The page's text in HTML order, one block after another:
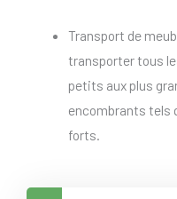
Transport de
transporter tous
petits aux plus
encombrants tels
forts.